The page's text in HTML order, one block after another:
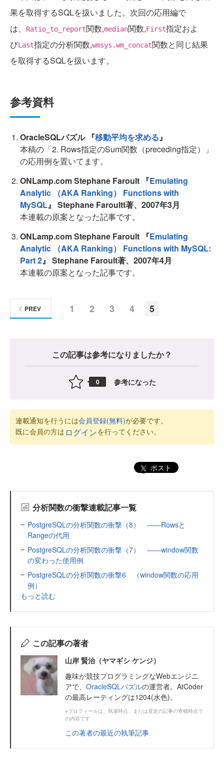
果を取得するSQLを扱いました。次回の応用編で
は、
Ratio_to_report関数,median関数,First指定およ
びLast指定の分析関数,wmsys.wm_concat関数と同じ結果
を取得するSQLを扱います。
参考資料
OracleSQLパズル 『移動平均を求める』
本稿の「2. Rows指定のSum関数（preceding指定）」
の応用例を置いてます。
ONLamp.com Stephane Faroult 『Emulating
Analytic （AKA Ranking） Functions with
MySQL』 Stephane Faroultt著、2007年3月
本連載の原案となった記事です。
ONLamp.com Stephane Faroult 『Emulating
Analytic （AKA Ranking） Functions with MySQL:
Part 2』 Stephane Faroult著、2007年4月
本連載の原案となった記事です。
1 2 3 4 5
PREV
この記事は参考になりましたか？
0 参考になった
連載通知を行うには会員登録(無料)が必要です。
既に会員の方は ログインを行ってください。
ポスト
分析関数の衝撃連載記事一覧
PostgreSQLの分析関数の衝撃（8） ――Rowsと
Rangeの代用
PostgreSQLの分析関数の衝撃（7） ――window関数
の変わった使用例
PostgreSQLの分析関数の衝撃6 （window関数の応用
例）
もっと読む
この記事の著者
山岸 賢治（ヤマギシ ケンジ）
趣味が競技プログラミングなWebエンジニ
アで、 OracleSQLパズルの運営者。AtCoder
の最高レーティングは1204(水色)。
※プロフィールは、執筆時点、または直近の記事の寄稿時点で
の内容です
この著者の最近の執筆記事